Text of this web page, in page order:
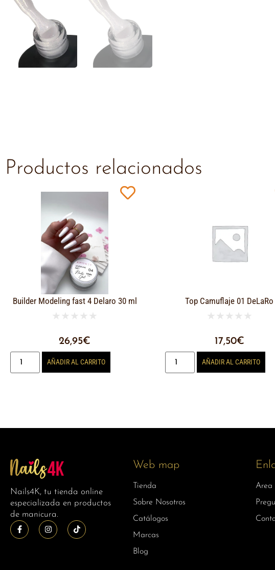
Productos relacionados
Builder Modeling fast 4 Delaro 30 ml
★ ★ ★ ★ ★
26,95€
AÑADIR AL CARRITO
Top Camuflaje 01 DeLaRo
★ ★ ★ ★ ★
17,50€
AÑADIR AL CARRITO
Nails4K, tu tienda online
especializada en productos
de manicura.
Web map
Tienda
Sobre Nosotros
Catálogos
Marcas
Blog
Area